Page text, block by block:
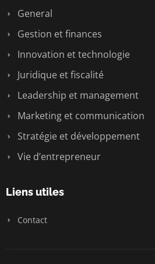
General
Gestion et finances
Innovation et technologie
Juridique et fiscalité
Leadership et management
Marketing et communication
Stratégie et développement
Vie d’entrepreneur
Liens utiles
Contact